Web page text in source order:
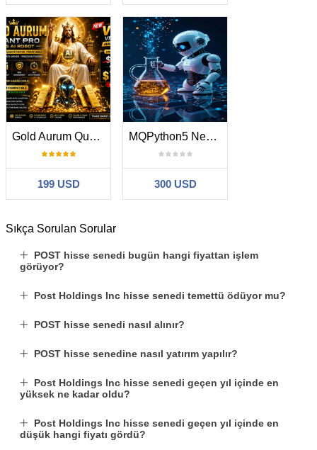
Gold Aurum Quant Pro MT5 AI Robot
199 USD
MQPython5 Nexus
300 USD
Sıkça Sorulan Sorular
POST hisse senedi bugün hangi fiyattan işlem
görüyor?
Post Holdings Inc hisse senedi temettü ödüyor mu?
POST hisse senedi nasıl alınır?
POST hisse senedine nasıl yatırım yapılır?
Post Holdings Inc hisse senedi geçen yıl içinde en
yüksek ne kadar oldu?
Post Holdings Inc hisse senedi geçen yıl içinde en
düşük hangi fiyatı gördü?